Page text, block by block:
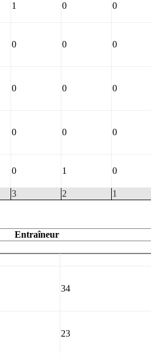
1 0 0
0 0 0
0 0 0
0 0 0
0 1 0
3 2 1
Entraîneur
34
23